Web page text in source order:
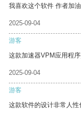
我喜欢这个软件 作者加油
2025-09-04
游客
这款加速器VPM应用程
2025-09-04
游客
这款软件的设计非常人性